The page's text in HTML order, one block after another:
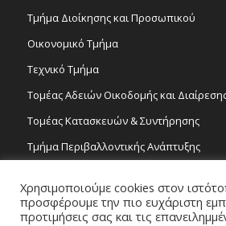
Τμήμα Διοίκησης και Προσωπικού
Οικονομικό Τμήμα
Τεχνικό Τμήμα
Τομέας Αδειών Οικοδομής και
Τομέας Κατασκευών & Συντήρησης
Τμήμα Περιβαλλοντικής Ανάπτυξης
Τομέας Γραμμάτων και Τεχνών
Χρησιμοποιούμε cookies στον
προσφέρουμε την πιο ευχάριστη
προτιμήσεις σας και τις